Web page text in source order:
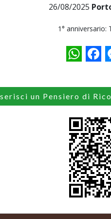
26/08/2025
1° anniversario:
un Pensiero di